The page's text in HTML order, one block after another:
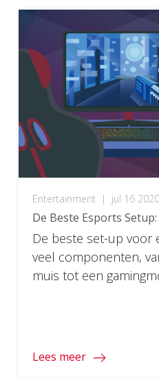
Entertainment | jul 16 2020
De Beste Esports
De beste set-up voor
veel componenten,
muis tot een
Lees meer